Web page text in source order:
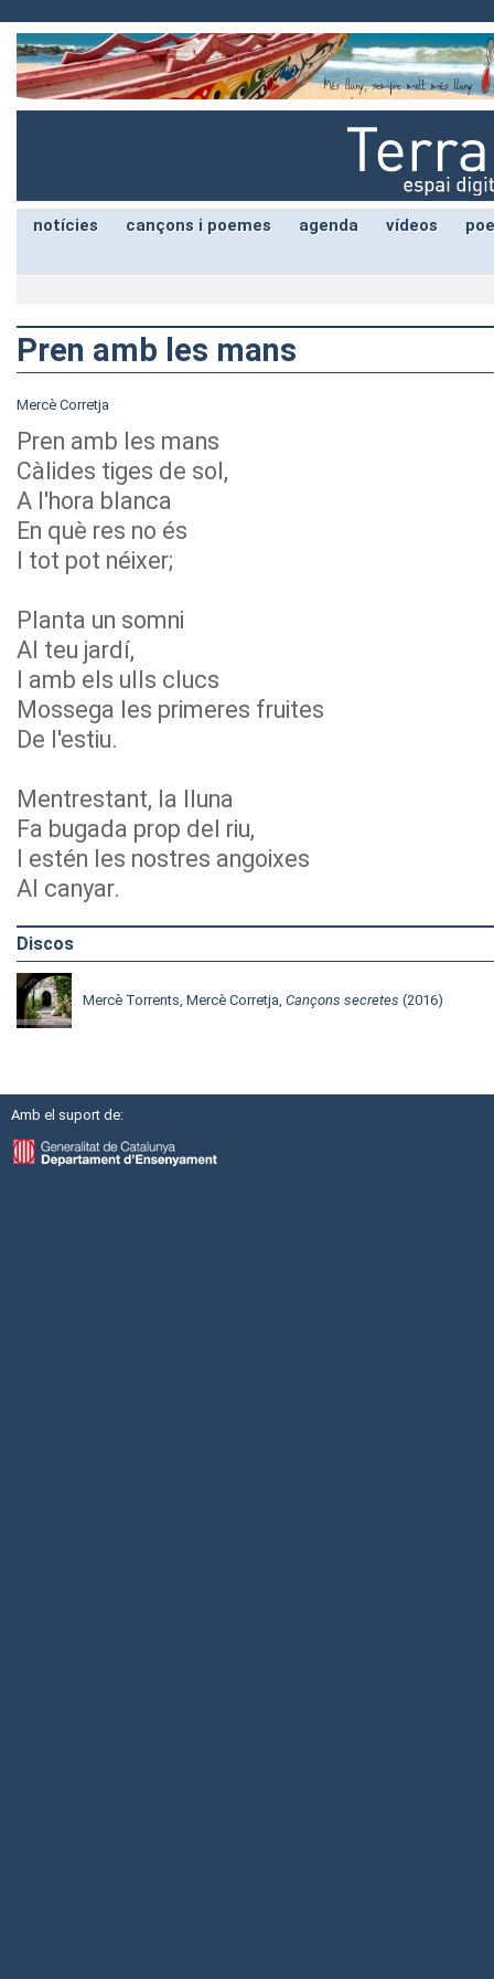
notícies cançons i poemes agenda vídeos
Pren amb les mans
Mercè Corretja
Pren amb les mans
Càlides tiges de sol,
A l'hora blanca
En què res no és
I tot pot néixer;
Planta un somni
Al teu jardí,
I amb els ulls clucs
Mossega les primeres fruites
De l'estiu.
Mentrestant, la lluna
Fa bugada prop del riu,
I estén les nostres angoixes
Al canyar.
Discos
Mercè Torrents, Mercè Corretja, Cançons secretes (2016)
Amb el suport de: